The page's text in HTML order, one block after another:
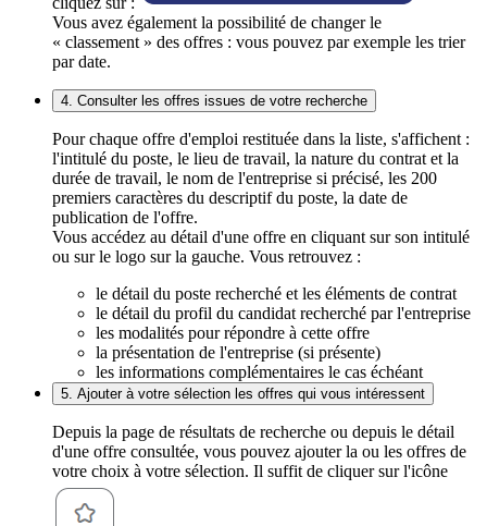
Vous avez également la possibilité de changer le
« classement » des offres : vous pouvez par exemple les trier
par date.
4. Consulter les offres issues de votre recherche
Pour chaque offre d'emploi restituée dans la liste, s'affichent :
l'intitulé du poste, le lieu de travail, la nature du contrat et la
durée de travail, le nom de l'entreprise si précisé, les 200
premiers caractères du descriptif du poste, la date de
publication de l'offre.
Vous accédez au détail d'une offre en cliquant sur son intitulé
ou sur le logo sur la gauche. Vous retrouvez :
le détail du poste recherché et les éléments de contrat
le détail du profil du candidat recherché par l'entreprise
les modalités pour répondre à cette offre
la présentation de l'entreprise (si présente)
les informations complémentaires le cas échéant
5. Ajouter à votre sélection les offres qui vous intéressent
Depuis la page de résultats de recherche ou depuis le détail
d'une offre consultée, vous pouvez ajouter la ou les offres de
votre choix à votre sélection. Il suffit de cliquer sur l'icône